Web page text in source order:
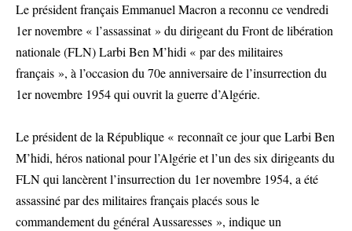
Le président français Emmanuel Macron a reconnu ce vendredi
1er novembre « l’assassinat » du dirigeant du Front de libération
nationale (FLN) Larbi Ben M’hidi « par des militaires
français », à l’occasion du 70e anniversaire de l’insurrection du
1er novembre 1954 qui ouvrit la guerre d’Algérie.
Le président de la République « reconnaît ce jour que Larbi Ben
M’hidi, héros national pour l’Algérie et l’un des six dirigeants du
FLN qui lancèrent l’insurrection du 1er novembre 1954, a été
assassiné par des militaires français placés sous le
commandement du général Aussaresses », indique un